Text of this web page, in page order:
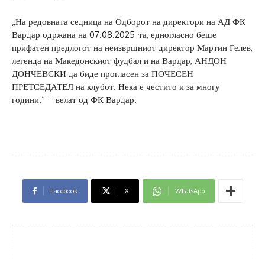
„На редовната седница на Одборот на директори на АД ФК
Вардар одржана на 07.08.2025-та, едногласно беше
прифатен предлогот на неизвршниот директор Мартин Гелев,
легенда на Македонскиот фудбал и на Вардар, АНДОН
ДОНЧЕВСКИ да биде прогласен за ПОЧЕСЕН
ПРЕТСЕДАТЕЛ на клубот. Нека е честито и за многу
години.“ – велат од ФК Вардар.
Facebook X WhatsApp